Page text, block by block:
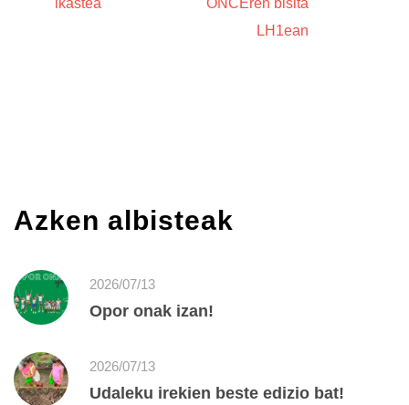
LH1ean
Azken albisteak
2026/07/13
Opor onak izan!
2026/07/13
Udaleku irekien beste edizio bat!